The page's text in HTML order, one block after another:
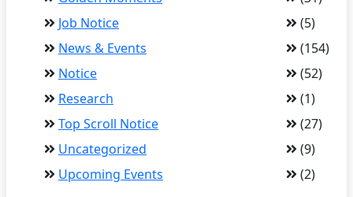
Job Notice
(5)
News & Events
(154)
Notice
(52)
Research
(1)
Top Scroll Notice
(27)
Uncategorized
(9)
Upcoming Events
(2)